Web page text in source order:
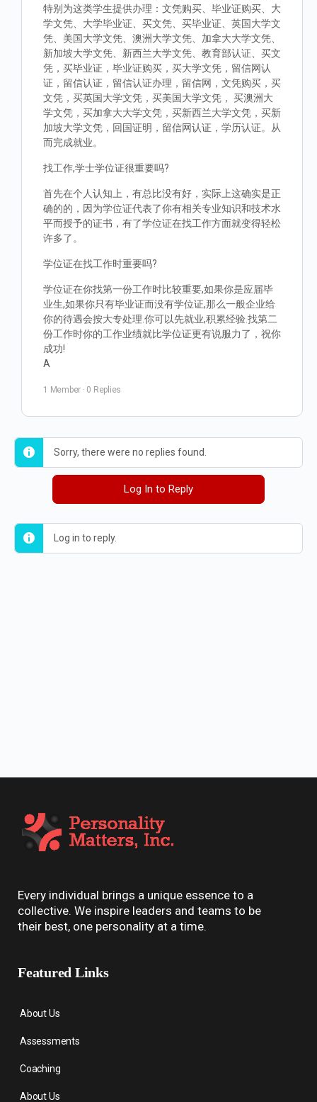
特别为这类学生提供办理：文凭购买、毕业证购买、大
学文凭、大学毕业证、买文凭、买毕业证、英国大学文
凭、美国大学文凭、澳洲大学文凭、加拿大大学文凭、
新加坡大学文凭、新西兰大学文凭、教育部认证、买文
凭，买毕业证，毕业证购买，买大学文凭，留信网认
证，留信认证，留信认证办理，留信网，文凭购买，买
文凭，买英国大学文凭，买美国大学文凭， 买澳洲大
学文凭，买加拿大大学文凭，买新西兰大学文凭，买新
加坡大学文凭，回国证明，留信网认证，学历认证。从
而完成就业。
找工作,学士学位证很重要吗?
首先在个人认知上，有总比没有好，实际上这确实是正
确的的，因为学位证代表了你有相关专业知识和技术水
平而授予的证书，有了学位证在找工作方面就变得轻松
许多了。
学位证在找工作时重要吗?
学位证在你找第一份工作时比较重要,如果你是应届毕
业生,如果你只有毕业证而没有学位证,那么一般企业给
你的待遇会按大专处理.你可以先就业,积累经验.找第二
份工作时你的工作业绩就比学位证更有说服力了，祝你
成功!
A
1 Member · 0 Replies
Sorry, there were no replies found.
Log In to Reply
Log in to reply.
Every individual brings a unique essence to a
collective. We inspire leaders and teams to be
their best, one personality at a time.
Featured Links
About Us
Assessments
Coaching
About Us